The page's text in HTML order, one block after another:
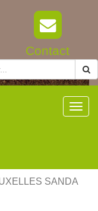
Contact
SANDA